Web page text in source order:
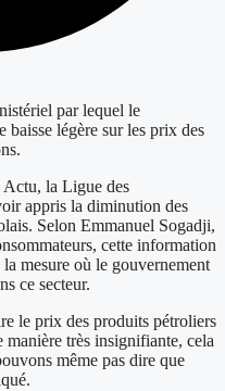
par lequel le
baisse légère sur les prix des
Actu, la Ligue des
appris la diminution des
Selon Emmanuel Sogadji,
cette information
mesure où le gouvernement
ce secteur.
le prix des produits pétroliers
manière très insignifiante, cela
même pas dire que